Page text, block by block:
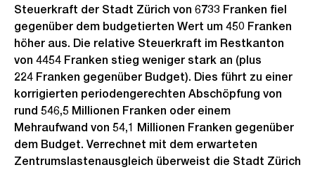
Steuerkraft der Stadt Zürich von 6733 Franken fiel
gegenüber dem budgetierten Wert um 450 Franken
höher aus. Die relative Steuerkraft im Restkanton
von 4454 Franken stieg weniger stark an (plus
224 Franken gegenüber Budget). Dies führt zu einer
korrigierten periodengerechten Abschöpfung von
rund 546,5 Millionen Franken oder einem
Mehraufwand von 54,1 Millionen Franken gegenüber
dem Budget. Verrechnet mit dem erwarteten
Zentrumslastenausgleich überweist die Stadt Zürich